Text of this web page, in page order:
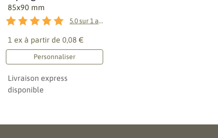
85x90 mm
5.0sur1 avis
1 ex à partir de 0,08 €
Personnaliser
Livraison express
disponible